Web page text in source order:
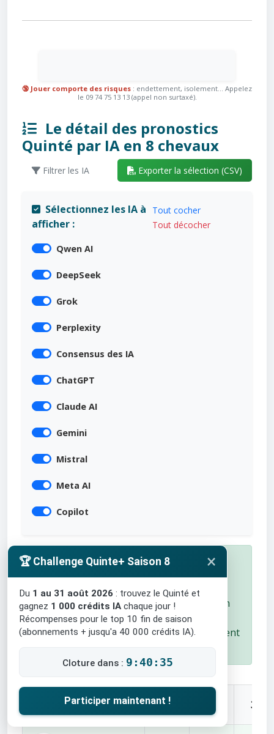
🔞 Jouer comporte des risques : endettement, isolement... Appelez
le 09 74 75 13 13 (appel non surtaxé).
Le détail des pronostics
Quinté par IA en 8 chevaux
Filtrer les IA Exporter la sélection (CSV)
Sélectionnez les IA à
afficher :
Tout cocher
Tout décocher
Qwen AI
DeepSeek
Grok
Perplexity
Consensus des IA
ChatGPT
Claude AI
Gemini
Mistral
Meta AI
Copilot
✅ Course Terminée !
Arrivée : 7 - 3 - 4 - 5 - 1
Les chevaux à l'arrivée sont surlignés en
vert
Consultez les scores du jour et le classement
Intelligence
Artificielle
1er 3e
🏆 Challenge Quinte+ Saison 8 ×
Du 1 au 31 août 2026 : trouvez le Quinté et
gagnez 1 000 crédits IA chaque jour !
Récompenses pour le top 10 fin de saison
(abonnements + jusqu'a 40 000 crédits IA).
Cloture dans : 9:40:34
Participer maintenant !